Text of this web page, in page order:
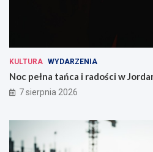
KULTURA WYDARZENIA
Noc pełna tańca i radości w
7 sierpnia 2026